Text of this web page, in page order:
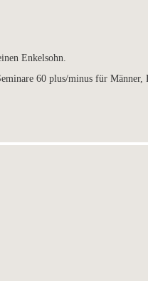
Enkelsohn.
60 plus/minus für